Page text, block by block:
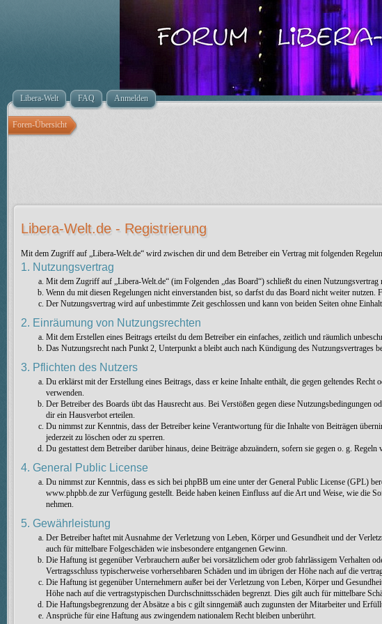
Libera-Welt FAQ Anmelden
Foren-Übersicht
Libera-Welt.de - Registrierung
Mit dem Zugriff auf „Libera-Welt.de“ wird zwischen dir und dem Betreiber ein Vertrag mit folgenden
1. Nutzungsvertrag
Mit dem Zugriff auf „Libera-Welt.de“ (im Folgenden „das Board“) schließt du einen
Wenn du mit diesen Regelungen nicht einverstanden bist, so darfst du das Board nicht weiter
Der Nutzungsvertrag wird auf unbestimmte Zeit geschlossen und kann von beiden Seiten ohne
2. Einräumung von Nutzungsrechten
Mit dem Erstellen eines Beitrags erteilst du dem Betreiber ein einfaches, zeitlich und räumlich
Das Nutzungsrecht nach Punkt 2, Unterpunkt a bleibt auch nach Kündigung des Nutzungsvertrages
3. Pflichten des Nutzers
Du erklärst mit der Erstellung eines Beitrags, dass er keine Inhalte enthält, die gegen geltendes
verwenden.
Der Betreiber des Boards übt das Hausrecht aus. Bei Verstößen gegen diese
dir ein Hausverbot erteilen.
Du nimmst zur Kenntnis, dass der Betreiber keine Verantwortung für die Inhalte von Beiträgen
jederzeit zu löschen oder zu sperren.
Du gestattest dem Betreiber darüber hinaus, deine Beiträge abzuändern, sofern sie gegen o. g.
4. General Public License
Du nimmst zur Kenntnis, dass es sich bei phpBB um eine unter der General Public License (GPL)
www.phpbb.de zur Verfügung gestellt. Beide haben keinen Einfluss auf die Art und Weise, wie die
nehmen.
5. Gewährleistung
Der Betreiber haftet mit Ausnahme der Verletzung von Leben, Körper und Gesundheit und der
auch für mittelbare Folgeschäden wie insbesondere entgangenen Gewinn.
Die Haftung ist gegenüber Verbrauchern außer bei vorsätzlichem oder grob fahrlässigem Verhalten
Vertragsschluss typischerweise vorhersehbaren Schäden und im übrigen der Höhe nach auf die
Die Haftung ist gegenüber Unternehmern außer bei der Verletzung von Leben, Körper und
Höhe nach auf die vertragstypischen Durchschnittsschäden begrenzt. Dies gilt auch für mittelbare
Die Haftungsbegrenzung der Absätze a bis c gilt sinngemäß auch zugunsten der Mitarbeiter und
Ansprüche für eine Haftung aus zwingendem nationalem Recht bleiben unberührt.